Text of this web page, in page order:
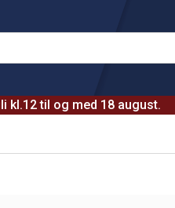
kl.12 til og med 18 august.